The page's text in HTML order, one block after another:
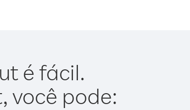
é fácil.
você pode: